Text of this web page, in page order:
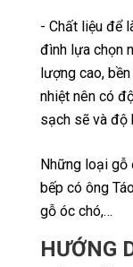
- Chất liệu để
đình lựa chọn
lượng cao,
nhiệt nên có
sạch sẽ và độ
Những loại
bếp có ông
gỗ óc chó,…
HƯỚNG